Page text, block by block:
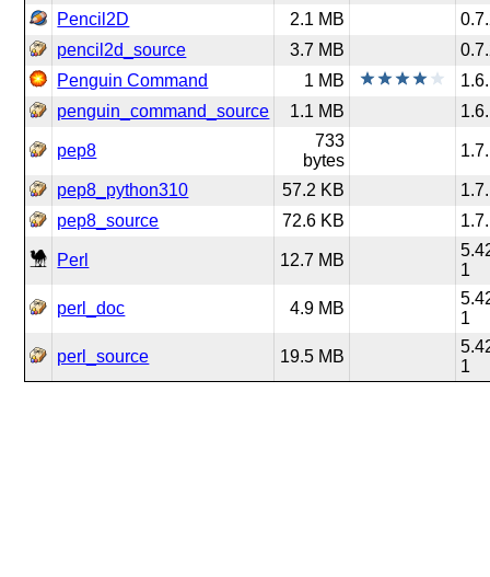
Pencil2D 2.1 MB
pencil2d_source
3.7 MB
Penguin Command
1 MB
penguin_command_source
1.1 MB
pep8
733
bytes
pep8_python310 57.2 KB
pep8_source
72.6 KB
Perl 12.7 MB
1
perl_doc 4.9 MB
1
perl_source 19.5 MB
1